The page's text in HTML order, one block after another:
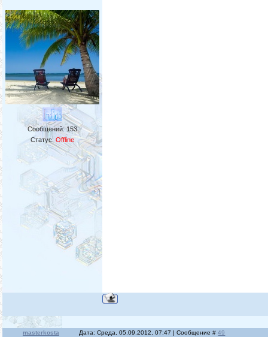
Сообщений:153
Статус:Offline
masterkosta Дата: Среда, 05.09.2012, 07:47 | Сообщение #49